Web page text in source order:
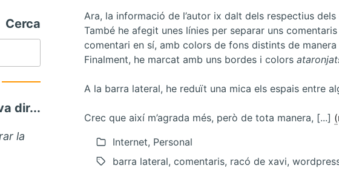
Cerca
dir...
la
Ara, la informació de l’autor ix dalt dels respectius
També he afegit unes línies per separar uns
comentari en sí, amb colors de fons distints de
Finalment, he marcat amb uns bordes i colors
A la barra lateral, he reduït una mica els espais entre
Crec que així m’agrada més, però de tota manera, [...]
Internet, Personal
barra lateral, comentaris, racó de xavi,